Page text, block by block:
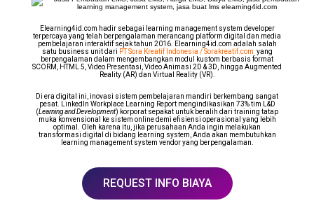
Elearning4id.com hadir sebagai learning management system developer
terpercaya yang telah berpengalaman merancang platform digital dan media
pembelajaran interaktif sejak tahun 2016. Elearning4id.com adalah salah
satu business unit dari PT Sora Kreatif Indonesia / Sorakreatif.com yang
berpengalaman dalam mengembangkan modul kustom berbasis format
SCORM, HTML 5, Video Presentasi, Video Animasi 2D & 3D, hingga Augmented
Reality (AR) dan Virtual Reality (VR).
Di era digital ini, inovasi sistem pembelajaran mandiri berkembang sangat
pesat. LinkedIn Workplace Learning Report mengindikasikan 73% tim L&D
(Learning and Development) korporat sepakat untuk beralih dari training tatap
muka konvensional ke sistem online demi efisiensi operasional yang lebih
optimal. Oleh karena itu, jika perusahaan Anda ingin melakukan
transformasi digital di bidang learning system, Anda akan membutuhkan
learning management system vendor yang berpengalaman.
REQUEST INFO BIAYA